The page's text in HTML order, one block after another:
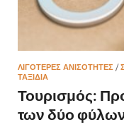
ΛΙΓΌΤΕΡΕΣ ΑΝΙΣΌΤΗΤΕΣ /
ΤΑΞΙΔΙΑ
Τουρισμός:
των δύο